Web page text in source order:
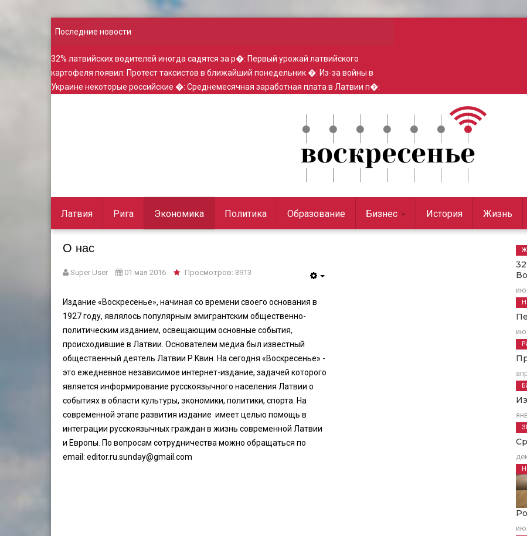
Последние новости
32% латвийских водителей иногда садятся за р�: Первый урожай латвийского
картофеля появил: Протест таксистов в ближайший понедельник �: Из-за войны в
Украине некоторые российские �: Среднемесячная заработная плата в Латвии п�:
Латвия Рига Экономика Политика Образование Бизнес История Жизнь
О нас
Super User 01 мая 2016 Просмотров: 3913
Издание «Воскресенье», начиная со времени своего основания в
1927 году, являлось популярным эмигрантским общественно-
политическим изданием, освещающим основные события,
происходившие в Латвии. Основателем медиа был известный
общественный деятель Латвии Р.Kвин. На сегодня «Воскресенье» -
это ежедневное независимое интернет-издание, задачей которого
является информирование русскоязычного населения Латвии о
событиях в области культуры, экономики, политики, спорта. На
современной этапе развития издание имеет целью помощь в
интеграции русскоязычных граждан в жизнь современной Латвии
и Европы. По вопросам сотрудничества можно обращаться по
email: editor.ru.sunday@gmail.com